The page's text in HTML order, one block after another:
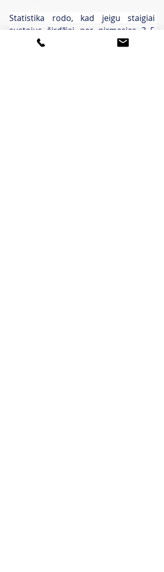
Statistika rodo, kad jeigu staigiai
sustojus širdžiai per pirmąsias 3–5
minutes atliekama defibriliacija,